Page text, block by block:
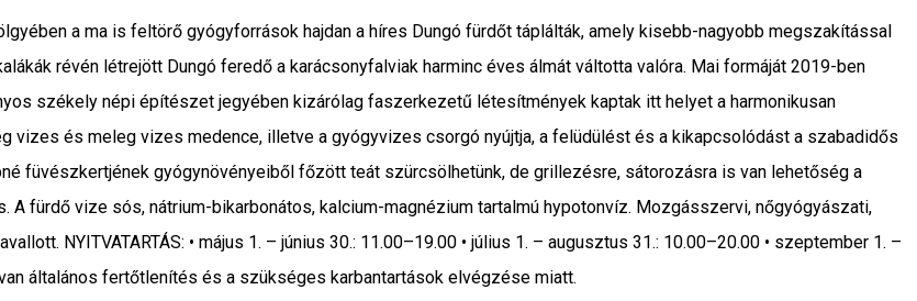
a ma is feltörő gyógyforrások hajdan a híres Dungó fürdőt táplálták, amely kisebb-nagyobb megszakítással
révén létrejött Dungó feredő a karácsonyfalviak harminc éves álmát váltotta valóra. Mai formáját 2019-ben
székely népi építészet jegyében kizárólag faszerkezetű létesítmények kaptak itt helyet a harmonikusan
vizes és meleg vizes medence, illetve a gyógyvizes csorgó nyújtja, a felüdülést és a kikapcsolódást a szabadidős
füvészkertjének gyógynövényeiből főzött teát szürcsölhetünk, de grillezésre, sátorozásra is van lehetőség a
fürdő vize sós, nátrium-bikarbonátos, kalcium-magnézium tartalmú hypotonvíz. Mozgásszervi, nőgyógyászati,
NYITVATARTÁS: • május 1. – június 30.: 11.00–19.00 • július 1. – augusztus 31.: 10.00–20.00 • szeptember 1. –
általános fertőtlenítés és a szükséges karbantartások elvégzése miatt.